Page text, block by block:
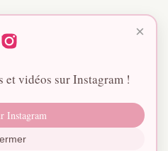
×
et vidéos sur Instagram !
Instagram